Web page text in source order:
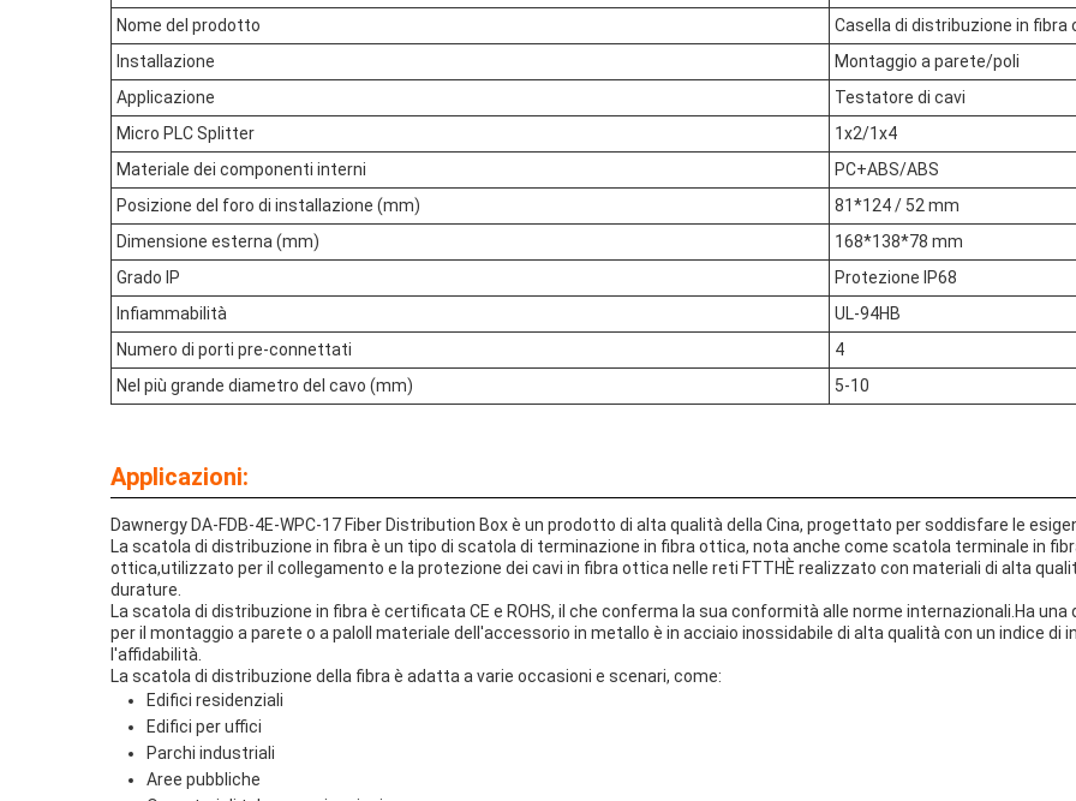
Nome del prodotto
Casella di distribuzione in fibra
Installazione
Montaggio a parete/poli
Applicazione
Testatore di cavi
Micro PLC Splitter
1x2/1x4
Materiale dei componenti interni
PC+ABS/ABS
Posizione del foro di installazione (mm)
81*124 / 52 mm
Dimensione esterna (mm)
168*138*78 mm
Grado IP
Protezione IP68
Infiammabilità
UL-94HB
Numero di porti pre-connettati
4
Nel più grande diametro del cavo (mm)
5-10
Applicazioni:
Dawnergy DA-FDB-4E-WPC-17 Fiber Distribution Box è un prodotto di alta qualità della Cina, progettato per soddisfare le
La scatola di distribuzione in fibra è un tipo di scatola di terminazione in fibra ottica, nota anche come scatola terminale in
ottica,utilizzato per il collegamento e la protezione dei cavi in fibra ottica nelle reti FTTHÈ realizzato con materiali di alta
durature.
La scatola di distribuzione in fibra è certificata CE e ROHS, il che conferma la sua conformità alle norme internazionali.Ha
per il montaggio a parete o a paloIl materiale dell'accessorio in metallo è in acciaio inossidabile di alta qualità con un indice di
l'affidabilità.
La scatola di distribuzione della fibra è adatta a varie occasioni e scenari, come:
Edifici residenziali
Edifici per uffici
Parchi industriali
Aree pubbliche